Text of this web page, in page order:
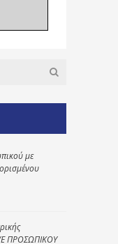
με
ΠΡΟΣΩΠΙΚΟΥ